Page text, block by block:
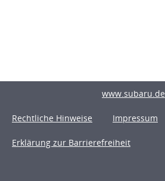
www.subaru.de
Rechtliche Hinweise Impressum
Erklärung zur Barrierefreiheit